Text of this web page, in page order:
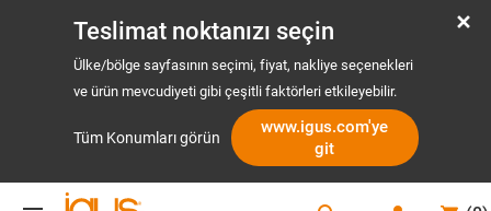
Teslimat noktanızı seçin
Ülke/bölge sayfasının seçimi, fiyat, nakliye seçenekleri
ve ürün mevcudiyeti gibi çeşitli faktörleri etkileyebilir.
Tüm Konumları görün
www.igus.com'ye
git